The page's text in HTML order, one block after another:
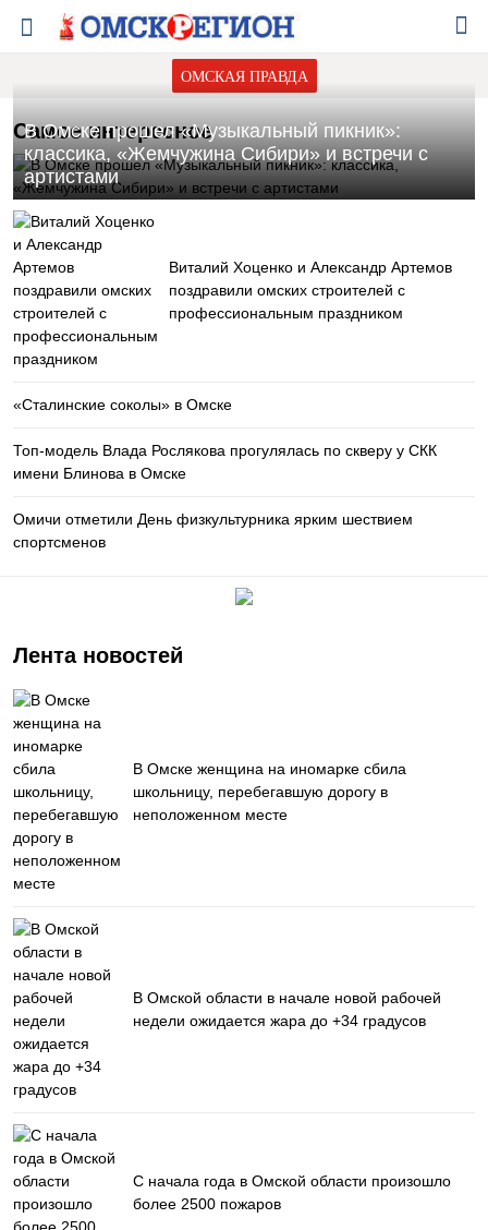
ОМСКАЯ ПРАВДА
Самое интересное
В Омске прошел «Музыкальный пикник»:
классика, «Жемчужина Сибири» и встречи с
артистами
Виталий Хоценко и Александр Артемов
поздравили омских строителей с
профессиональным праздником
«Сталинские соколы» в Омске
Топ-модель Влада Рослякова прогулялась по скверу у СКК
имени Блинова в Омске
Омичи отметили День физкультурника ярким шествием
спортсменов
Лента новостей
В Омске женщина на иномарке сбила
школьницу, перебегавшую дорогу в
неположенном месте
В Омской области в начале новой рабочей
недели ожидается жара до +34 градусов
С начала года в Омской области произошло
более 2500 пожаров